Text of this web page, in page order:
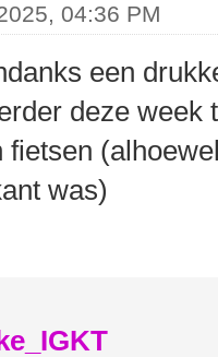
04:36 PM
een
deze week
fietsen
was)